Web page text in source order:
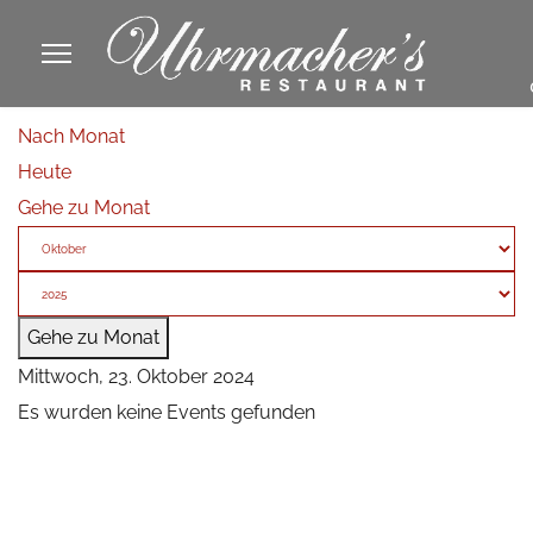
Nach Monat
Heute
Gehe zu Monat
Gehe zu Monat
Mittwoch, 23. Oktober 2024
Es wurden keine Events gefunden